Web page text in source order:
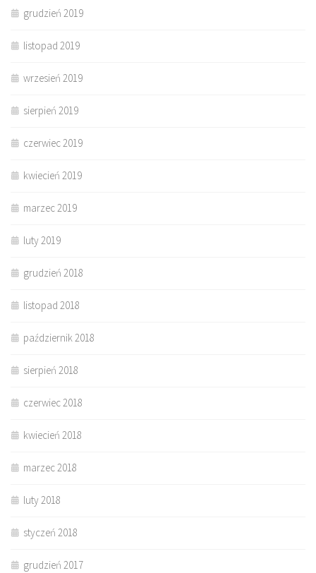
grudzień 2019
listopad 2019
wrzesień 2019
sierpień 2019
czerwiec 2019
kwiecień 2019
marzec 2019
luty 2019
grudzień 2018
listopad 2018
październik 2018
sierpień 2018
czerwiec 2018
kwiecień 2018
marzec 2018
luty 2018
styczeń 2018
grudzień 2017